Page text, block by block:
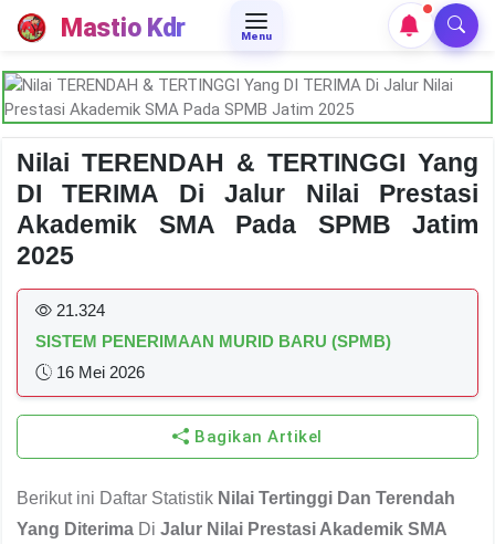
Mastio Kdr Menu
Nilai TERENDAH & TERTINGGI Yang
DI TERIMA Di Jalur Nilai Prestasi
Akademik SMA Pada SPMB Jatim
2025
21.324
SISTEM PENERIMAAN MURID BARU (SPMB)
16 Mei 2026
Bagikan Artikel
Berikut ini Daftar Statistik Nilai Tertinggi Dan Terendah
Yang Diterima Di Jalur Nilai Prestasi Akademik SMA